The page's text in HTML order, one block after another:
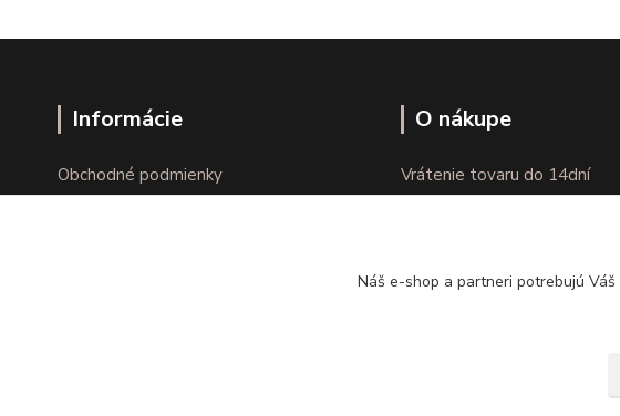
Informácie
Obchodné podmienky
O nákupe
Vrátenie tovaru do 14dní
Náš e-shop a partneri potrebujú Váš